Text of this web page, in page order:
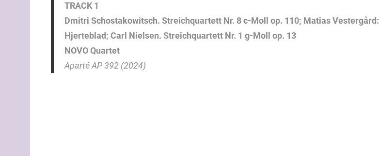
TRACK 1
Dmitri Schostakowitsch. Streichquartett Nr. 8 c-Moll op. 110; Matias Vestergård:
Hjerteblad; Carl Nielsen. Streichquartett Nr. 1 g-Moll op. 13
NOVO Quartet
Aparté AP 392 (2024)